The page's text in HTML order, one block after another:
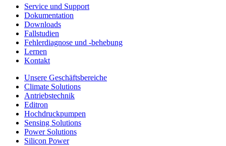
Service und Support
Dokumentation
Downloads
Fallstudien
Fehlerdiagnose und -behebung
Lernen
Kontakt
Unsere Geschäftsbereiche
Climate Solutions
Antriebstechnik
Editron
Hochdruckpumpen
Sensing Solutions
Power Solutions
Silicon Power